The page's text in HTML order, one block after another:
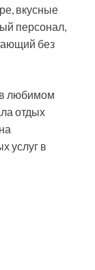
вкусные
персонал,
без
в любимом
отдых
услуг в